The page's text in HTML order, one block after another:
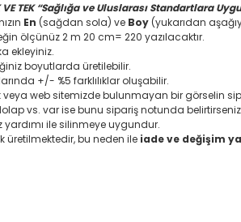
TEK “Sağlığa ve Uluslarası Standartlara
En (sağdan sola) ve Boy (yukarıdan
ölçünüz 2 m 20 cm= 220 yazılacaktır.
ekleyiniz.
boyutlarda üretilebilir.
+/- %5 farklılıklar oluşabilir.
web sitemizde bulunmayan bir görselin
vs. var ise bunu sipariş notunda
yardımı ile silinmeye uygundur.
üretilmektedir, bu neden ile iade ve değişim
ve diğer konularda yetersiz